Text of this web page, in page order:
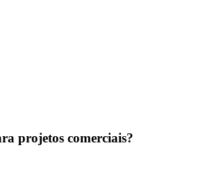
projetos comerciais?